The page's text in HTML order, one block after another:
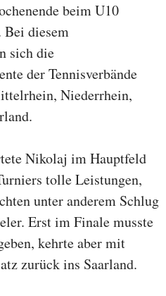
beim U10
diesem
sich die
der Tennisverbände
Niederrhein,
Nikolaj im Hauptfeld
tolle Leistungen,
unter anderem Schlug
Erst im Finale musste
kehrte aber mit
zurück ins Saarland.